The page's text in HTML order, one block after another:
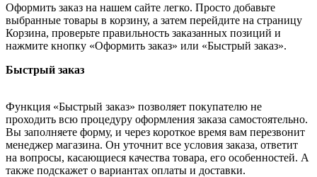
Оформить заказ на нашем сайте легко. Просто добавьте
выбранные товары в корзину, а затем перейдите на страницу
Корзина, проверьте правильность заказанных позиций и
нажмите кнопку «Оформить заказ» или «Быстрый заказ».
Быстрый заказ
Функция «Быстрый заказ» позволяет покупателю не
проходить всю процедуру оформления заказа самостоятельно.
Вы заполняете форму, и через короткое время вам перезвонит
менеджер магазина. Он уточнит все условия заказа, ответит
на вопросы, касающиеся качества товара, его особенностей. А
также подскажет о вариантах оплаты и доставки.